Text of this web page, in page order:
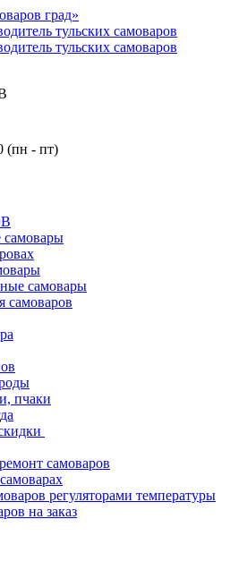
(пн - пт)
самовары
самовары
самоваров
пчаки
самоваров
регуляторами температуры
на заказ